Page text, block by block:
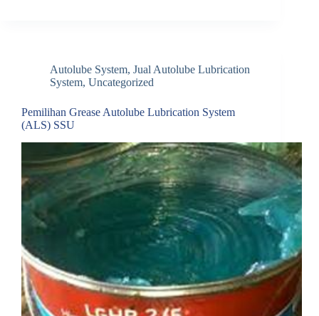
Autolube System, Jual Autolube Lubrication
System, Uncategorized
Pemilihan Grease Autolube Lubrication System
(ALS) SSU